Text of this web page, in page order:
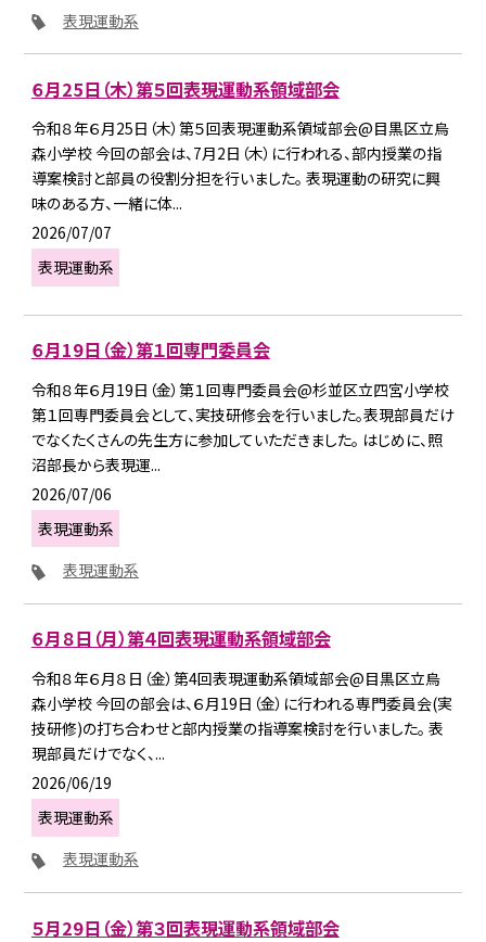
表現運動系
６月25日（木）第５回表現運動系領域部会
令和８年６月25日（木）第５回表現運動系領域部会@目黒区立烏
森小学校 今回の部会は、7月2日（木）に行われる、部内授業の指
導案検討と部員の役割分担を行いました。 表現運動の研究に興
味のある方、一緒に体...
2026/07/07
表現運動系
６月19日（金）第１回専門委員会
令和８年６月19日（金）第１回専門委員会@杉並区立四宮小学校
第１回専門委員会として、実技研修会を行いました。表現部員だけ
でなくたくさんの先生方に参加していただきました。 はじめに、照
沼部長から表現運...
2026/07/06
表現運動系
表現運動系
６月８日（月）第４回表現運動系領域部会
令和８年６月８日（金）第4回表現運動系領域部会@目黒区立烏
森小学校 今回の部会は、６月19日（金）に行われる専門委員会(実
技研修)の打ち合わせと部内授業の指導案検討を行いました。 表
現部員だけでなく、...
2026/06/19
表現運動系
表現運動系
５月29日（金）第３回表現運動系領域部会